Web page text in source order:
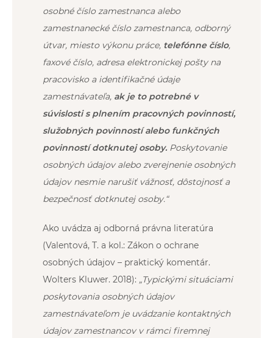
osobné číslo zamestnanca alebo
zamestnanecké číslo zamestnanca, odborný
útvar, miesto výkonu práce, telefónne číslo,
faxové číslo, adresa elektronickej pošty na
pracovisko a identifikačné údaje
zamestnávateľa, ak je to potrebné v
súvislosti s plnením pracovných povinností,
služobných povinností alebo funkčných
povinností dotknutej osoby. Poskytovanie
osobných údajov alebo zverejnenie osobných
údajov nesmie narušiť vážnosť, dôstojnosť a
bezpečnosť dotknutej osoby.“
Ako uvádza aj odborná právna literatúra
(Valentová, T. a kol.: Zákon o ochrane
osobných údajov – praktický komentár.
Wolters Kluwer. 2018): „Typickými situáciami
poskytovania osobných údajov
zamestnávateľom je uvádzanie kontaktných
údajov zamestnancov v rámci firemnej